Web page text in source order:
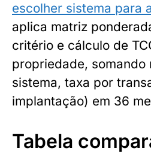
escolher sistema para
aplica matriz
critério e cálculo de
propriedade, somando
sistema, taxa por
implantação) em 36
Tabela